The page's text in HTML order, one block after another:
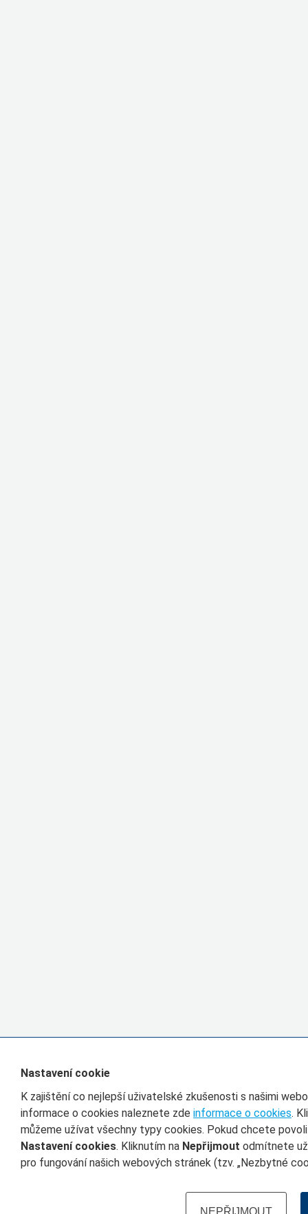
Nastavení cookie
K zajištění co nejlepší uživatelské zkušenosti s našimi
informace o cookies naleznete zde informace o cookies.
můžeme užívat všechny typy cookies. Pokud chcete
Nastavení cookies. Kliknutím na Nepřijmout odmítnete
pro fungování našich webových stránek (tzv. „Nezbytné
NEPŘIJMOUT